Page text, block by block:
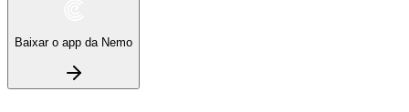
Baixar o app da Nemo